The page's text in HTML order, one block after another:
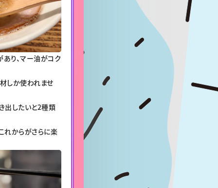
り、マー油がコク
しか使われませ
出したいと2種類
れからがさらに楽